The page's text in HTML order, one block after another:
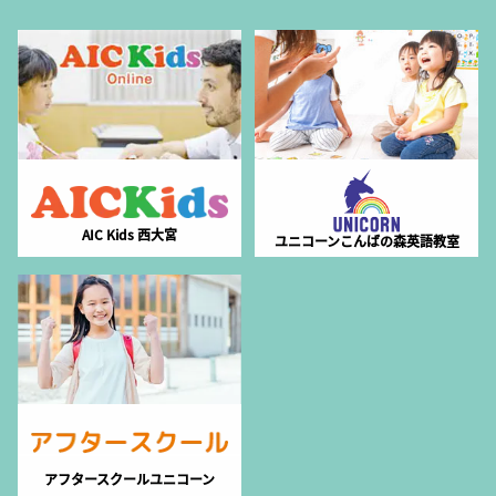
AIC Kids 西大宮 ユニコーンこんばの森英語教室
アフタースクールユニコーン